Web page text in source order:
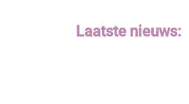
website
Laatste nieuws: